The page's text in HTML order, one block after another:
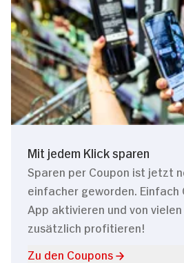
Mit jedem Klick sparen
Sparen per Coupon ist jetzt
einfacher geworden. Einfach
App aktivieren und von
zusätzlich profitieren!
Zu den Coupons